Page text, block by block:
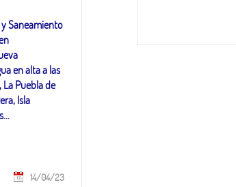
Saneamiento
en alta a las
Puebla de
Isla
14/04/23